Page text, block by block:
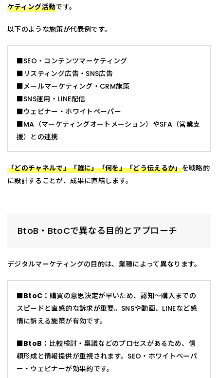
ケティング活動です。
以下のような施策が代表例です。
■SEO・コンテンツマーケティング
■リスティング広告・SNS広告
■メールマーケティング・CRM施策
■SNS運用・LINE配信
■ウェビナー・ホワイトペーパー
■MA（マーケティングオートメーション）やSFA（営業支
援）との連携
「どのチャネルで」「誰に」「何を」「どう伝えるか」を戦略的
に設計することが、成果に直結します。
BtoB・BtoCで異なる目的とアプローチ
デジタルマーケティングの目的は、業種によって異なります。
■BtoC： 購買の意思決定が早いため、認知〜購入までの
スピードと直感的な訴求が重要。SNSや動画、LINEなど感
情に訴える施策が有効です。
■BtoB： 比較検討・稟議などのプロセスがあるため、信
頼形成と情報提供が重視されます。SEO・ホワイトペーパ
ー・ウェビナーが効果的です。